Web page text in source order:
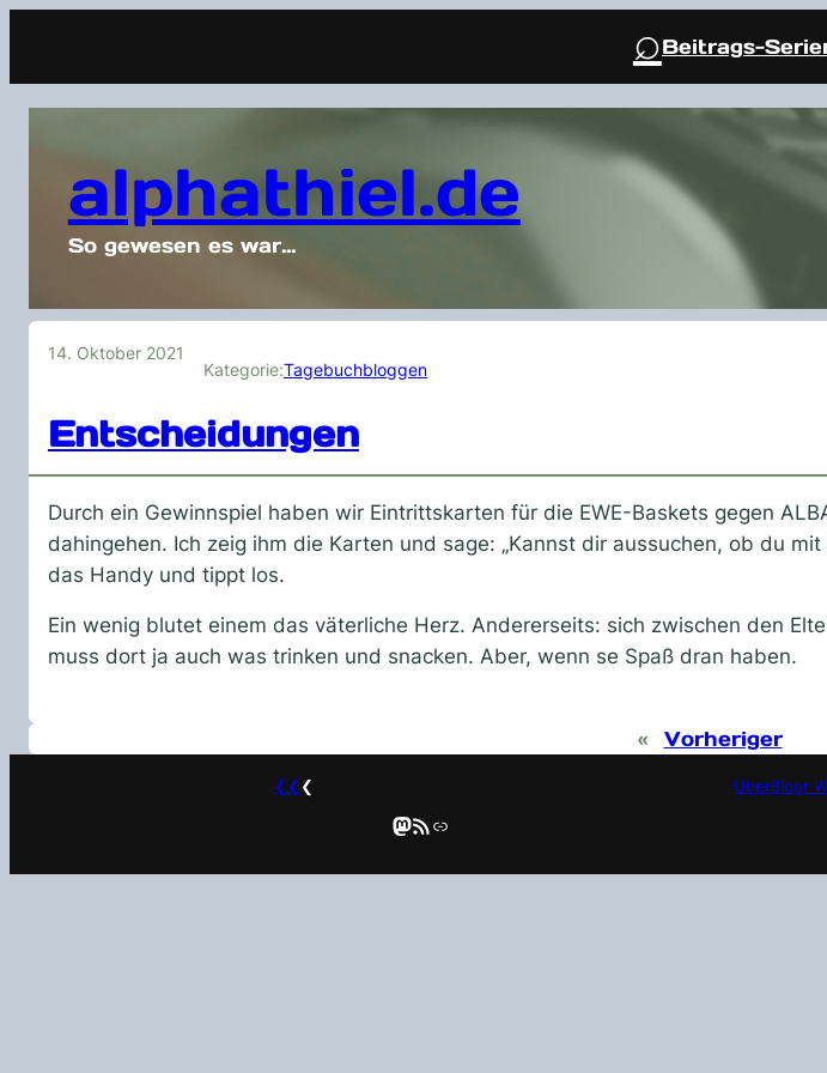
⌕Beitrags-
alphathiel.de
So gewesen es war…
14. Oktober 2021
Kategorie:Tagebuchbloggen
Entscheidungen
Durch ein Gewinnspiel haben wir Eintrittskarten für die EWE-Baskets gegen
dahingehen. Ich zeig ihm die Karten und sage: „Kannst dir aussuchen, ob du
das Handy und tippt los.
Ein wenig blutet einem das väterliche Herz. Andererseits: sich zwischen den
muss dort ja auch was trinken und snacken. Aber, wenn se Spaß dran haben.
« Vorheriger
❮❮ ❮ UberBlogr
Mastodon RSS-Feed Link